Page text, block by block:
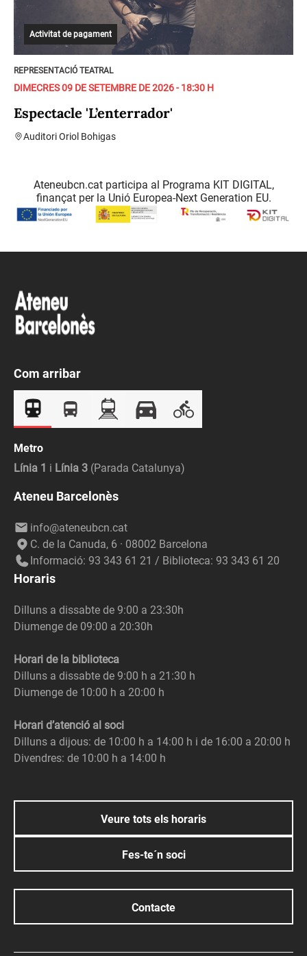
Activitat de pagament
REPRESENTACIÓ TEATRAL
DIMECRES 09 DE SETEMBRE DE 2026 - 18:30 H
Espectacle 'L’enterrador'
Auditori Oriol Bohigas
Ateneubcn.cat participa al Programa KIT DIGITAL,
finançat per la Unió Europea-Next Generation EU.
Com arribar
Metro
Línia 1 i Línia 3 (Parada Catalunya)
Ateneu Barcelonès
info@ateneubcn.cat
C. de la Canuda, 6 · 08002 Barcelona
Informació: 93 343 61 21 / Biblioteca: 93 343 61 20
Horaris
Dilluns a dissabte de 9:00 a 23:30h
Diumenge de 09:00 a 20:30h
Horari de la biblioteca
Dilluns a dissabte de 9:00 h a 21:30 h
Diumenge de 10:00 h a 20:00 h
Horari d’atenció al soci
Dilluns a dijous: de 10:00 h a 14:00 h i de 16:00 a 20:00 h
Divendres: de 10:00 h a 14:00 h
Veure tots els horaris
Fes-te´n soci
Contacte